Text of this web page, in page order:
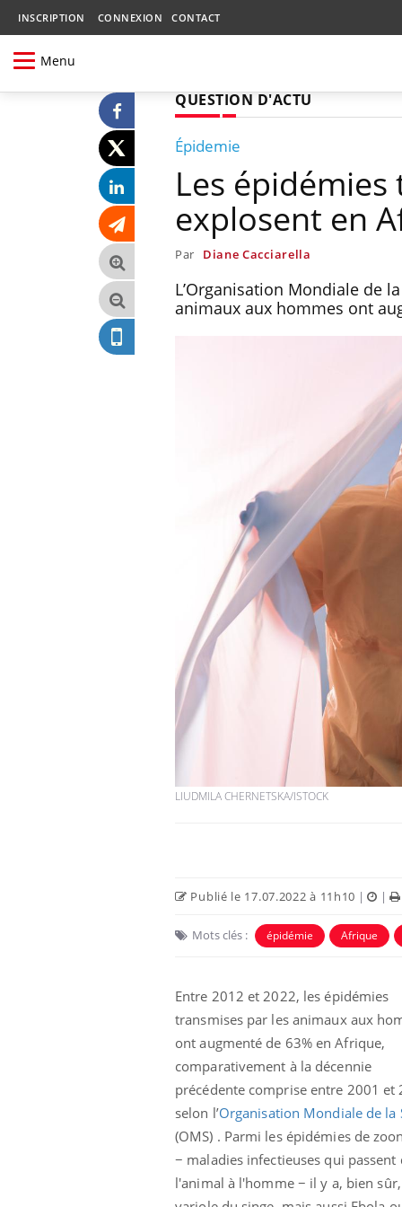
INSCRIPTION CONNEXION CONTACT
Menu
QUESTION D'ACTU
Épidemie
Les
explosent en
Par Diane Cacciarella
L’Organisation Mondiale de
animaux aux hommes ont
LIUDMILA CHERNETSKA/ISTOCK
Publié le 17.07.2022 à 11h10 | |
Mots clés : épidémie Afrique
Entre 2012 et 2022, les épidémies
transmises par les animaux aux
ont augmenté de 63% en Afrique,
comparativement à la décennie
précédente comprise entre 2001 et
selon l’Organisation Mondiale de la
(OMS) . Parmi les épidémies de
− maladies infectieuses qui passent
l'animal à l'homme − il y a, bien
Mordue par un
barracuda, une petite fille
secourue grâce à un
réflexe essentiel
Légionellose en Suisse :
quelle est l’origine de la
contamination ?